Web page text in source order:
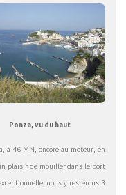
Ponza, vu du haut
à 46 MN, encore au moteur, en
plaisir de mouiller dans le port
nous y resterons 3